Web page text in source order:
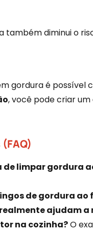
também diminui o
gordura é possível
, você pode criar
de limpar gordura
de gordura ao
ajudam a
na cozinha?O